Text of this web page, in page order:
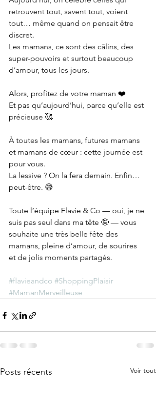
retrouvent tout, savent tout, voient
tout… même quand on pensait être
discret.
Les mamans, ce sont des câlins, des
super-pouvoirs et surtout beaucoup
d’amour, tous les jours.
Alors, profitez de votre maman ❤️
Et pas qu’aujourd’hui, parce qu’elle est
précieuse 🥰
À toutes les mamans, futures mamans
et mamans de cœur : cette journée est
pour vous.
La lessive ? On la fera demain. Enfin…
peut-être. 😅
Toute l’équipe Flavie & Co — oui, je ne
suis pas seul dans ma tête 🤪 — vous
souhaite une très belle fête des
mamans, pleine d’amour, de sourires
et de jolis moments partagés.
#flavieandco #ShoppingPlaisir
#MamanMerveilleuse
Posts récents Voir tout